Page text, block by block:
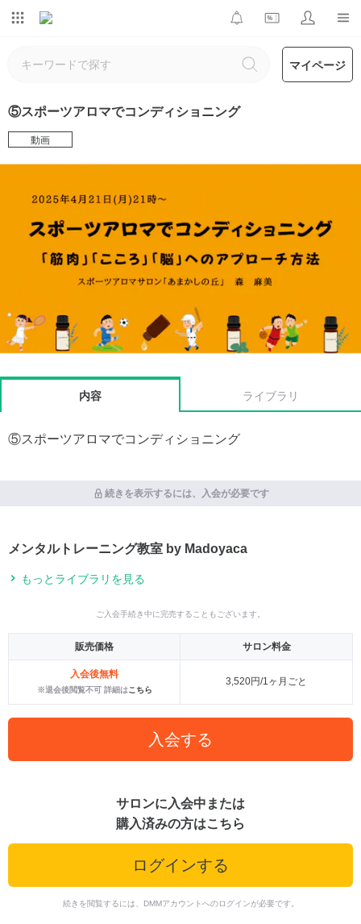
マイページ
⑤スポーツアロマでコンディショニング
動画
内容 ライブラリ
⑤スポーツアロマでコンディショニング
続きを表示するには、入会が必要です
メンタルトレーニング教室 by Madoyaca
もっとライブラリを見る
ご入会手続き中に完売することもございます。
販売価格 サロン料金
入会後無料
※退会後閲覧不可 詳細はこちら
3,520円/1ヶ月ごと
入会する
サロンに入会中または
購入済みの方はこちら
ログインする
続きを閲覧するには、DMMアカウントへのログインが必要です。